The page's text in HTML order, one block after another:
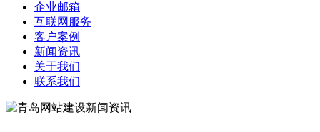
企业邮箱
互联网服务
客户案例
新闻资讯
关于我们
联系我们